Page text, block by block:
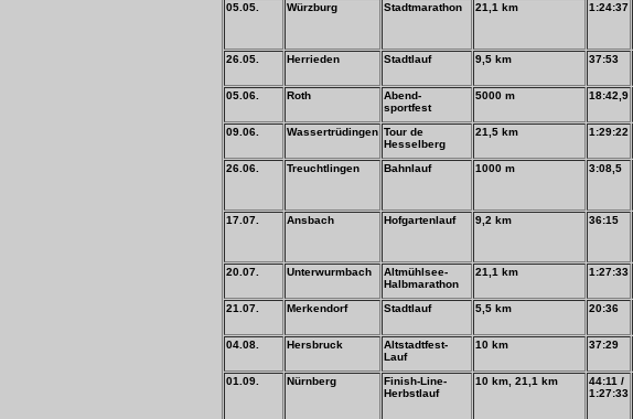
05.05. Würzburg Stadtmarathon 21,1 km 1:24:37
26.05. Herrieden Stadtlauf 9,5 km 37:53
05.06.
Roth
Abend-
sportfest
5000 m 18:42,9
09.06.
Wassertrüdingen Tour de
Hesselberg
21,5 km 1:29:22
26.06.
Treuchtlingen Bahnlauf 1000 m 3:08,5
17.07. Ansbach Hofgartenlauf 9,2 km 36:15
20.07. Unterwurmbach
Altmühlsee-
Halbmarathon
21,1 km 1:27:33
21.07. Merkendorf Stadtlauf 5,5 km 20:36
04.08.
Hersbruck
Altstadtfest-
Lauf
10 km 37:29
01.09.
Nürnberg
Finish-Line-
Herbstlauf
10 km, 21,1 km
44:11 /
1:27:33